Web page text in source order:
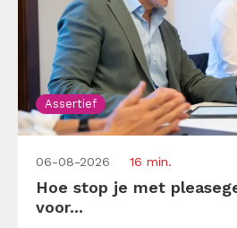
Assertief
06-08-2026 16 min.
Hoe stop je met
voor...